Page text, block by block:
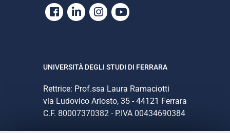
Facebook
LinkedinInstagram
Youtube
UNIVERSITÀ DEGLI STUDI DI FERRARA
Rettrice: Prof.ssa Laura Ramaciotti
via Ludovico Ariosto, 35 - 44121 Ferrara
C.F. 80007370382 - P.IVA 00434690384